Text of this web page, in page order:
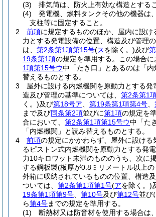
(3)
排気筒は、防火上有効な構造とするこ
(4)
発電機、燃料タンクその他の機器は
支柱等に固定すること。
2
前項に規定するもののほか、屋内に設け
力とする発電設備の位置、構造及び管理
は、 第2条第1項第15号(スを除く。)及び
19条第1項の規定を準用する。 この場合に
1項第15号ウ中「たき口」とあるのは「
替えるものとする。
3
屋外に設ける内燃機関を原動力とする発
造及び管理の基準については、 第2条第1
く。)及び第18号ア 第19条第1項第4号
まで及び同条第2項並びに第1項の規定を
合において、 第2条第1項第15号ウ中「た
「内燃機関」と読み替えるものとする。
4
前項の規定にかかわらず、屋外に設ける
るピストン式内燃機関を原動力とする発
力10キロワット未満のもののうち、次に
する鋼板製(板厚が0.8ミリメートル以上
外箱に収納されているものの位置、構造
ついては、 第2条第1項第1号(アを除く。)
19条第1項第9号
第10号及び第12号並び
ら第4号までの規定を準用する。
(1)
断熱材又は防音材を使用する場合は